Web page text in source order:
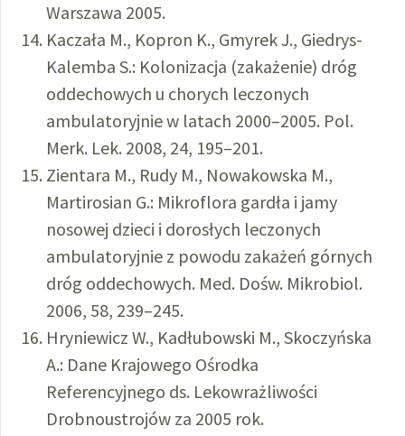
Warszawa 2005.
Kaczała M., Kopron K., Gmyrek J., Giedrys-
Kalemba S.: Kolonizacja (zakażenie) dróg
oddechowych u chorych leczonych
ambulatoryjnie w latach 2000–2005. Pol.
Merk. Lek. 2008, 24, 195–201.
Zientara M., Rudy M., Nowakowska M.,
Martirosian G.: Mikroflora gardła i jamy
nosowej dzieci i dorosłych leczonych
ambulatoryjnie z powodu zakażeń górnych
dróg oddechowych. Med. Dośw. Mikrobiol.
2006, 58, 239–245.
Hryniewicz W., Kadłubowski M., Skoczyńska
A.: Dane Krajowego Ośrodka
Referencyjnego ds. Lekowrażliwości
Drobnoustrojów za 2005 rok.